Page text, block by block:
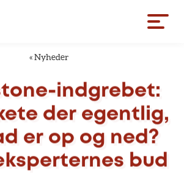
« Nyheder
indgrebet:
der egentlig,
er op og ned?
bud